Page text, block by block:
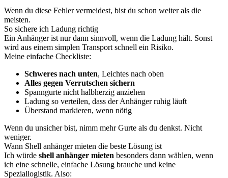
Wenn du diese Fehler vermeidest, bist du schon weiter als die
meisten.
So sichere ich Ladung richtig
Ein Anhänger ist nur dann sinnvoll, wenn die Ladung hält. Sonst
wird aus einem simplen Transport schnell ein Risiko.
Meine einfache Checkliste:
Schweres nach unten, Leichtes nach oben
Alles gegen Verrutschen sichern
Spanngurte nicht halbherzig anziehen
Ladung so verteilen, dass der Anhänger ruhig läuft
Überstand markieren, wenn nötig
Wenn du unsicher bist, nimm mehr Gurte als du denkst. Nicht
weniger.
Wann Shell anhänger mieten die beste Lösung ist
Ich würde shell anhänger mieten besonders dann wählen, wenn
ich eine schnelle, einfache Lösung brauche und keine
Speziallogistik. Also: